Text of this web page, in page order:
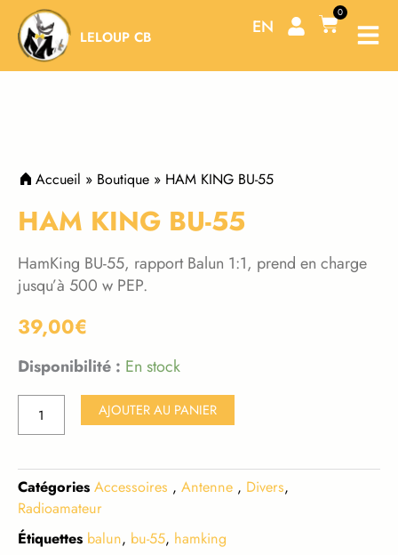
Aller
contenu
LELOUP CB EN
0
Panier
Accueil » Boutique » HAM KING BU-55
HAM KING BU-55
HamKing BU-55, rapport Balun 1:1, prend en charge
jusqu’à 500 w PEP.
39,00€
Disponibilité : En stock
quantité
KING
BU-
55
AJOUTER AU PANIER
Catégories Accessoires , Antenne , Divers,
Radioamateur
Étiquettes balun, bu-55, hamking